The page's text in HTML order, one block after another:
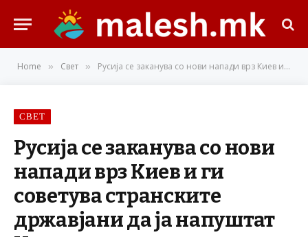
Home » Свет » Русија се заканува со нови напади врз Киев и ги советува странските државјани да ја напуштат Украина
СВЕТ
Русија се заканува со нови
напади врз Киев и ги
советува странските
државјани да ја напуштат